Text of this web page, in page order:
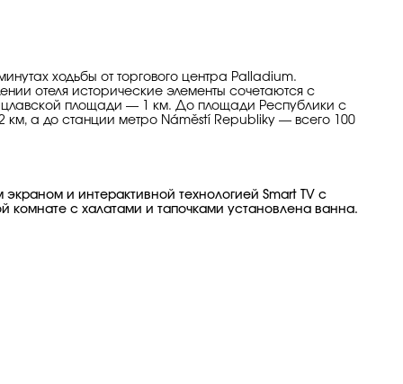
ходьбы от торгового центра Palladium.
отеля исторические элементы сочетаются с
площади — 1 км. До площади Республики с
а до станции метро Náměstí Republiky — всего 100
и интерактивной технологией Smart TV с
с халатами и тапочками установлена ванна.